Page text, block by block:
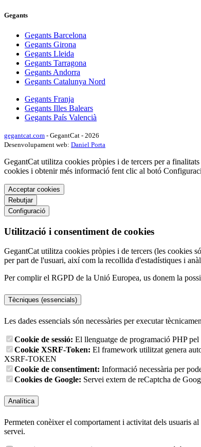
Gegants
Gegants Barcelona
Gegants Girona
Gegants Lleida
Gegants Tarragona
Gegants Andorra
Gegants Catalunya Nord
Gegants Franja
Gegants Illes Balears
Gegants País Valencià
gegantcat.com - GegantCat - 2026
Desenvolupament web: Daniel Porta
GegantCat utilitza cookies pròpies i de tercers per a
cookies i obtenir més informació fent clic al botó
Acceptar cookies
Rebutjar
Configuració
Utilització i consentiment de cookies
GegantCat utilitza cookies pròpies i de tercers (les cookies
per part de l'usuari, així com la recollida d'estadístiques i
Per complir el RGPD de la Unió Europea, us donem la
Tècniques (essencials)
Les dades essencials són necessàries per executar
Cookie de sessió: El llenguatge de programació PHP
Cookie XSRF-Token: El framework utilitzat genera
XSRF-TOKEN
Cookie de consentiment: Informació necessària per
Cookies de Google: Servei extern de reCaptcha de
Analítica
Permeten conèixer el comportament i activitat dels usuaris
servei.